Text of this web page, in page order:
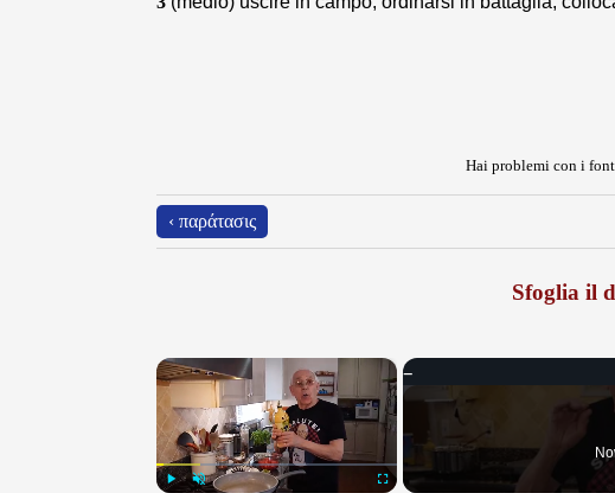
Hai problemi con i
‹ παράτασις
Sfoglia il
×